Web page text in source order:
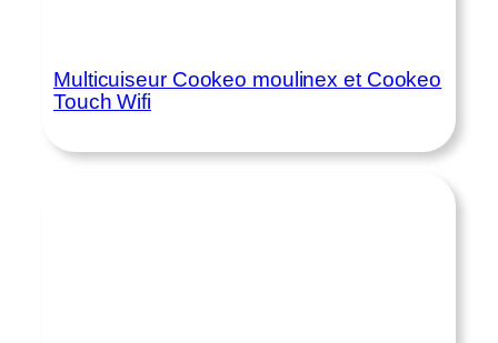
Multicuiseur Cookeo moulinex et Cookeo
Touch Wifi